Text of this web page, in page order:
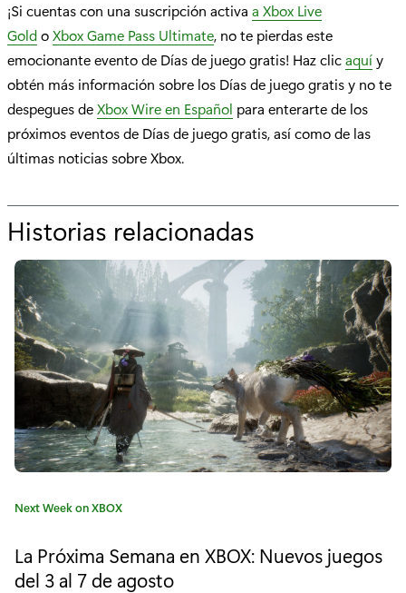
¡Si cuentas con una suscripción activa a Xbox Live
GoldoXbox Game Pass Ultimate, no te pierdas este
emocionante evento de Días de juego gratis! Haz clicaquíy
obtén más información sobre los Días de juego gratis y no te
despegues deXbox Wire en Español para enterarte de los
próximos eventos de Días de juego gratis, así como de las
últimas noticias sobre Xbox.
Historias relacionadas
o
r
"
D
í
a
s
j
C
e
g
Next Week on XBOX
La Próxima Semana en XBOX: Nuevos juegos
del 3 al 7 de agosto